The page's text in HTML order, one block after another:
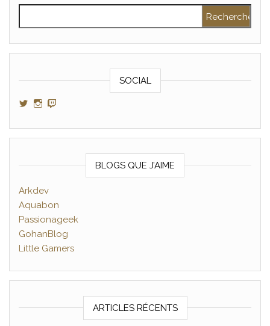
SOCIAL
Voir le profil de GamerAltris sur Twitter
Voir le profil de GamerAltris sur Instagram
BLOGS QUE J’AIME
Arkdev
Aquabon
Passionageek
GohanBlog
Little Gamers
ARTICLES RÉCENTS